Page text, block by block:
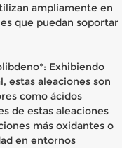
ampliamente en
que puedan soportar
Exhibiendo
estas aleaciones son
como ácidos
de estas aleaciones
más oxidantes o
en entornos